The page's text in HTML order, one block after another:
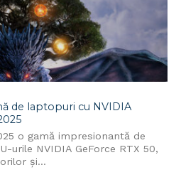
de laptopuri cu NVIDIA
o gamă impresionantă de
urile NVIDIA GeForce RTX 50,
și...